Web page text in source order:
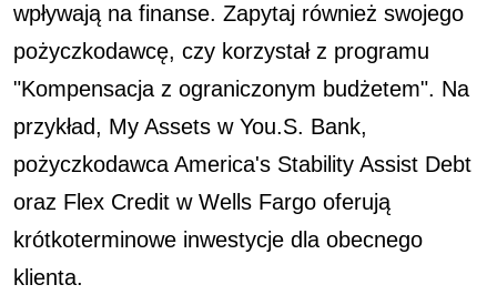
wpływają na finanse. Zapytaj również swojego
pożyczkodawcę, czy korzystał z programu
"Kompensacja z ograniczonym budżetem". Na
przykład, My Assets w You.S. Bank,
pożyczkodawca America's Stability Assist Debt
oraz Flex Credit w Wells Fargo oferują
krótkoterminowe inwestycje dla obecnego
klienta.